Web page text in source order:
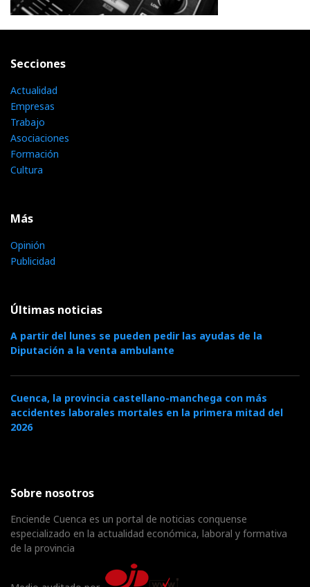
Secciones
Actualidad
Empresas
Trabajo
Asociaciones
Formación
Cultura
Más
Opinión
Publicidad
Últimas noticias
A partir del lunes se pueden pedir las ayudas de la
Diputación a la venta ambulante
Cuenca, la provincia castellano-manchega con más
accidentes laborales mortales en la primera mitad del
2026
Sobre nosotros
Enciende Cuenca es un portal de noticias conquense
especializado en la actualidad económica, laboral y formativa
de la provincia